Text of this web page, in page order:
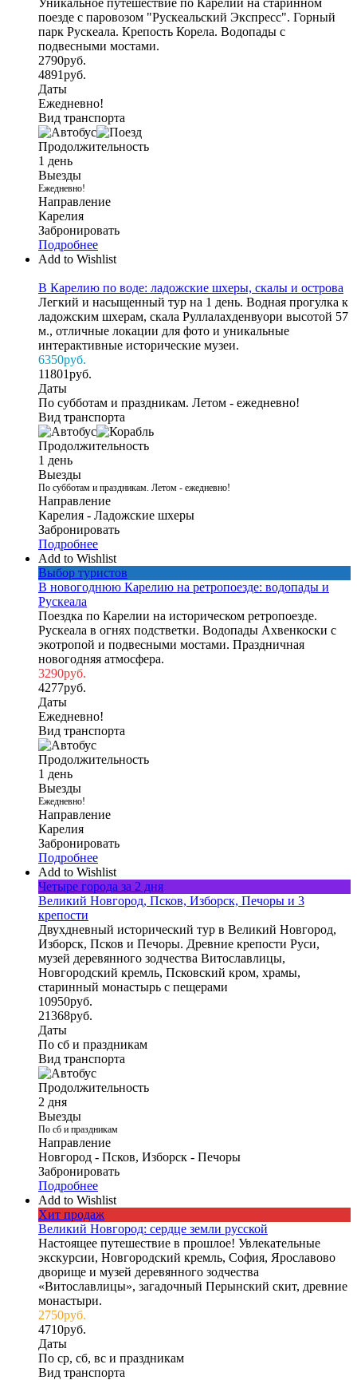
поезде с паровозом "Рускеальский Экспресс". Горный
парк Рускеала. Крепость Корела. Водопады с
подвесными мостами.
2790руб.
4891руб.
Даты
Ежедневно!
Вид транспорта
Продолжительность
1 день
Выезды
Ежедневно!
Направление
Карелия
Забронировать
Подробнее
Add to Wishlist
В Карелию по воде: ладожские шхеры, скалы и острова
Легкий и насыщенный тур на 1 день. Водная прогулка к
ладожским шхерам, скала Руллалахденвуори высотой 57
м., отличные локации для фото и уникальные
интерактивные исторические музеи.
6350руб.
11801руб.
Даты
По субботам и праздникам. Летом - ежедневно!
Вид транспорта
Продолжительность
1 день
Выезды
По субботам и праздникам. Летом - ежедневно!
Направление
Карелия - Ладожские шхеры
Забронировать
Подробнее
Add to Wishlist
Выбор туристов
В новогоднюю Карелию на ретропоезде: водопады и
Рускеала
Поездка по Карелии на историческом ретропоезде.
Рускеала в огнях подстветки. Водопады Ахвенкоски с
экотропой и подвесными мостами. Праздничная
новогодняя атмосфера.
3290руб.
4277руб.
Даты
Ежедневно!
Вид транспорта
Продолжительность
1 день
Выезды
Ежедневно!
Направление
Карелия
Забронировать
Подробнее
Add to Wishlist
Четыре города за 2 дня
Великий Новгород, Псков, Изборск, Печоры и 3
крепости
Двухдневный исторический тур в Великий Новгород,
Изборск, Псков и Печоры. Древние крепости Руси,
музей деревянного зодчества Витославлицы,
Новгородский кремль, Псковский кром, храмы,
старинный монастырь с пещерами
10950руб.
21368руб.
Даты
По сб и праздникам
Вид транспорта
Продолжительность
2 дня
Выезды
По сб и праздникам
Направление
Новгород - Псков, Изборск - Печоры
Забронировать
Подробнее
Add to Wishlist
Хит продаж
Великий Новгород: сердце земли русской
Настоящее путешествие в прошлое! Увлекательные
экскурсии, Новгородский кремль, София, Ярославово
дворище и музей деревянного зодчества
«Витославлицы», загадочный Перынский скит, древние
монастыри.
2750руб.
4710руб.
Даты
По ср, сб, вс и праздникам
Вид транспорта